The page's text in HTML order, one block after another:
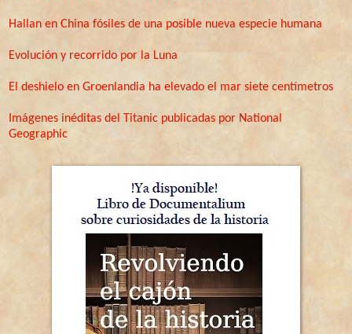
Hallan en China fósiles de una posible nueva especie humana
Evolución y recorrido por la Luna
El deshielo en Groenlandia ha elevado el mar siete centímetros
Imágenes inéditas del Titanic publicadas por National
Geographic